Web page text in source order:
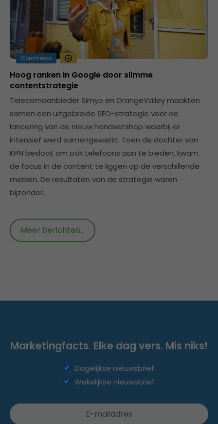
Commerce
Hoog ranken in Google door slimme
contentstrategie
Telecomaanbieder Simyo en OrangeValley maakten
samen een uitgebreide SEO-strategie voor de
lancering van de nieuw handsetshop waarbij er
intensief werd samengewerkt. Toen de dochter van
KPN besloot om ook telefoons aan te bieden, kwam
de focus in de content te liggen op de verschillende
merken. De resultaten van de strategie waren
bijzonder.
Meer berichten...
Marketingfacts. Elke dag vers. Mis niks!
Dagelijkse nieuwsbrief
Wekelijkse nieuwsbrief